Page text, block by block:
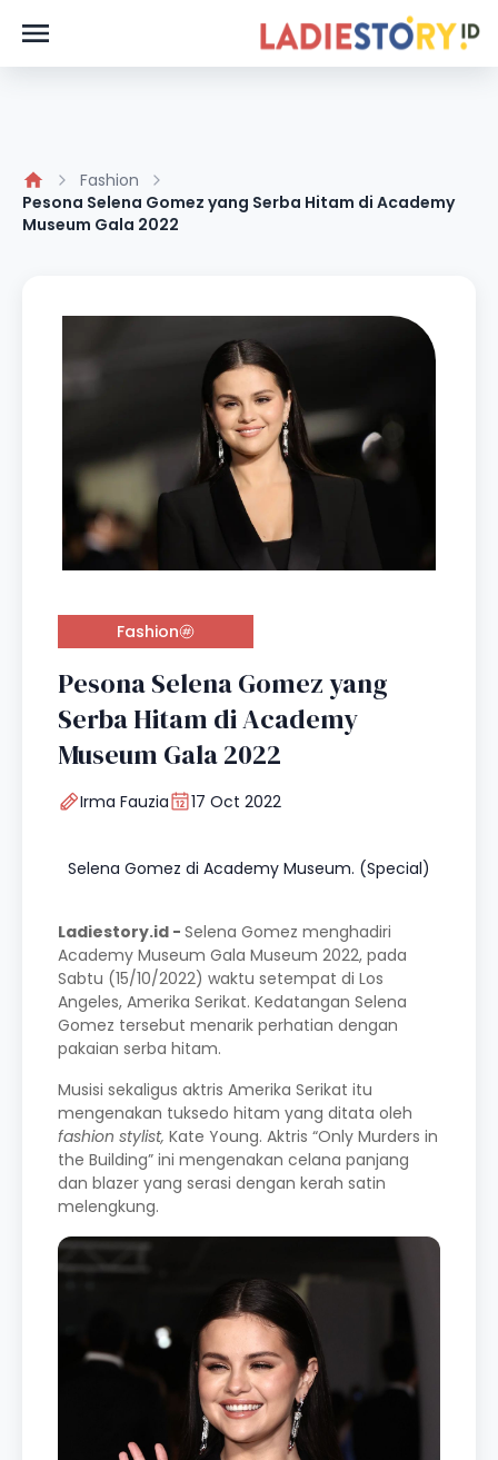
Fashion
Pesona Selena Gomez yang Serba Hitam di Academy
Museum Gala 2022
Fashion
Pesona Selena Gomez yang
Serba Hitam di Academy
Museum Gala 2022
Irma Fauzia 17 Oct 2022
Selena Gomez di Academy Museum. (Special)
Ladiestory.id - Selena Gomez menghadiri
Academy Museum Gala Museum 2022, pada
Sabtu (15/10/2022) waktu setempat di Los
Angeles, Amerika Serikat. Kedatangan Selena
Gomez tersebut menarik perhatian dengan
pakaian serba hitam.
Musisi sekaligus aktris Amerika Serikat itu
mengenakan tuksedo hitam yang ditata oleh
fashion stylist, Kate Young. Aktris “Only Murders in
the Building” ini mengenakan celana panjang
dan blazer yang serasi dengan kerah satin
melengkung.